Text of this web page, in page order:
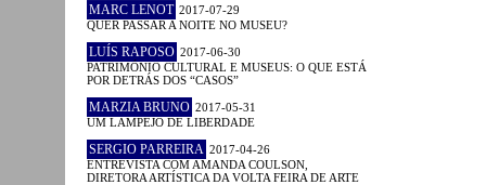
MARC LENOT 2017-07-29
QUER PASSAR A NOITE NO MUSEU?
LUÍS RAPOSO 2017-06-30
PATRIMÓNIO CULTURAL E MUSEUS: O QUE ESTÁ
POR DETRÁS DOS “CASOS”
MARZIA BRUNO 2017-05-31
UM LAMPEJO DE LIBERDADE
SERGIO PARREIRA 2017-04-26
ENTREVISTA COM AMANDA COULSON,
DIRETORA ARTÍSTICA DA VOLTA FEIRA DE ARTE